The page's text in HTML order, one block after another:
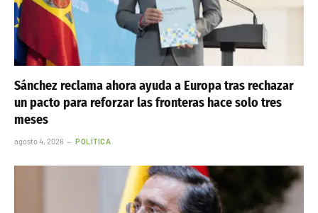
Sánchez reclama ahora ayuda a Europa tras rechazar
un pacto para reforzar las fronteras hace solo tres
meses
agosto 4, 2026 POLÍTICA